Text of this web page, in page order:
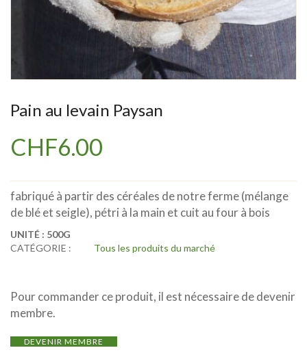
Pain au levain Paysan
CHF6.00
fabriqué à partir des céréales de notre ferme (mélange
de blé et seigle), pétri à la main et cuit au four à bois
UNITÉ : 500G
CATÉGORIE :
Tous les produits du marché
Pour commander ce produit, il est nécessaire de devenir
membre.
DEVENIR MEMBRE